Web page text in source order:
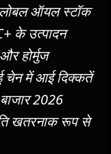
ऑयल स्टॉक
के उत्पादन
होर्मुज
चेन में आई दिक्कतें
2026
खतरनाक रूप से